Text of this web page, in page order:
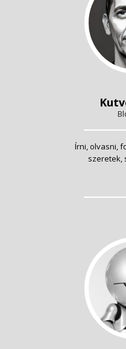
Írni, olvasni,
szeretek,